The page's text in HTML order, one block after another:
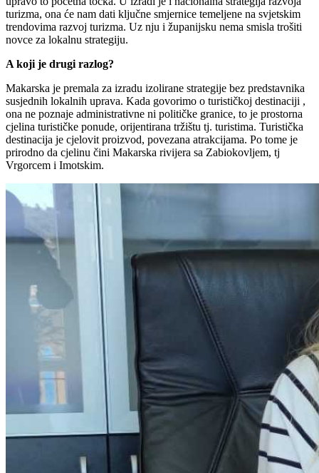
turizma, ona će nam dati ključne smjernice temeljene na svjetskim
trendovima razvoj turizma. Uz nju i županijsku nema smisla trošiti
novce za lokalnu strategiju.
A koji je drugi razlog?
Makarska je premala za izradu izolirane strategije bez predstavnika
susjednih lokalnih uprava. Kada govorimo o turističkoj destinaciji ,
ona ne poznaje administrativne ni političke granice, to je prostorna
cjelina turističke ponude, orijentirana tržištu tj. turistima. Turistička
destinacija je cjelovit proizvod, povezana atrakcijama. Po tome je
prirodno da cjelinu čini Makarska rivijera sa Zabiokovljem, tj
Vrgorcem i Imotskim.